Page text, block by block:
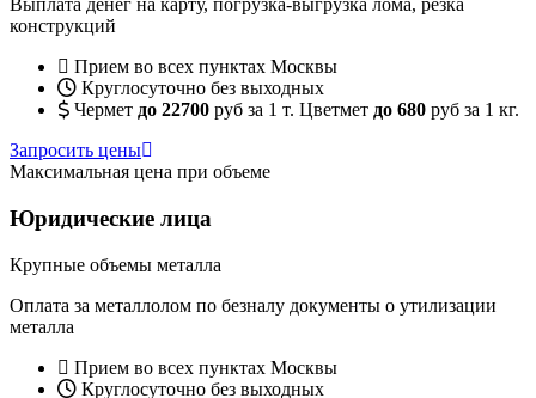
Выплата денег на карту, погрузка-выгрузка лома, резка
конструкций
Прием во всех пунктах Москвы
Круглосуточно без выходных
Чермет до 22700 руб за 1 т. Цветмет до 680 руб за 1 кг.
Запросить цены
Максимальная цена при объеме
Юридические лица
Крупные объемы металла
Оплата за металлолом по безналу документы о утилизации
металла
Прием во всех пунктах Москвы
Круглосуточно без выходных